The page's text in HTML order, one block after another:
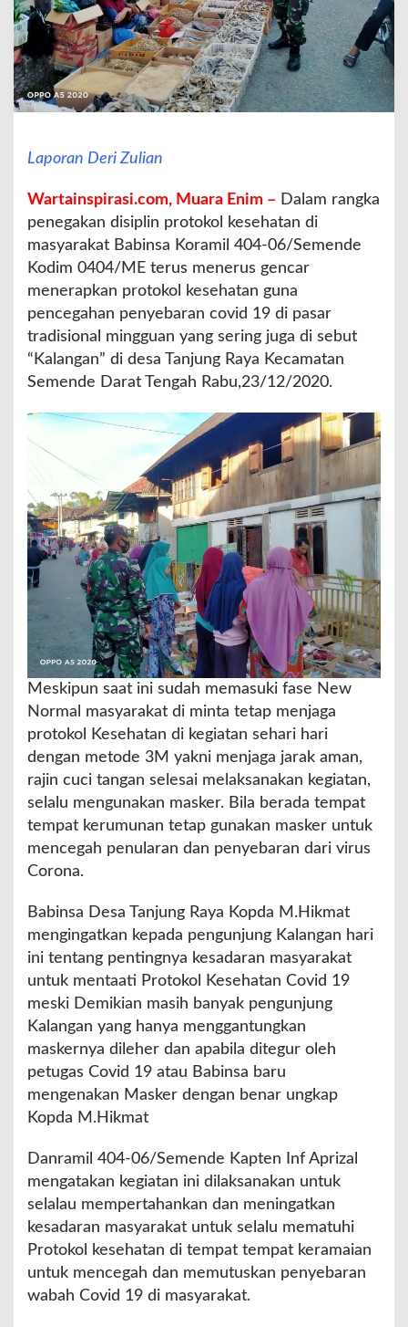
g
R
a
y
S
a
a
P
a
t
r
l
i
P
r
k
v
i
d
1
9
B
a
b
i
n
s
a
0
4
-
0
/
S
e
d
e
Laporan Deri Zulian
Wartainspirasi.com, Muara Enim – Dalam rangka
penegakan disiplin protokol kesehatan di
masyarakat Babinsa Koramil 404-06/Semende
Kodim 0404/ME terus menerus gencar
menerapkan protokol kesehatan guna
pencegahan penyebaran covid 19 di pasar
tradisional mingguan yang sering juga di sebut
“Kalangan” di desa Tanjung Raya Kecamatan
Semende Darat Tengah Rabu,23/12/2020.
Meskipun saat ini sudah memasuki fase New
Normal masyarakat di minta tetap menjaga
protokol Kesehatan di kegiatan sehari hari
dengan metode 3M yakni menjaga jarak aman,
rajin cuci tangan selesai melaksanakan kegiatan,
selalu mengunakan masker. Bila berada tempat
tempat kerumunan tetap gunakan masker untuk
mencegah penularan dan penyebaran dari virus
Corona.
Babinsa Desa Tanjung Raya Kopda M.Hikmat
mengingatkan kepada pengunjung Kalangan hari
ini tentang pentingnya kesadaran masyarakat
untuk mentaati Protokol Kesehatan Covid 19
meski Demikian masih banyak pengunjung
Kalangan yang hanya menggantungkan
maskernya dileher dan apabila ditegur oleh
petugas Covid 19 atau Babinsa baru
mengenakan Masker dengan benar ungkap
Kopda M.Hikmat
Danramil 404-06/Semende Kapten Inf Aprizal
mengatakan kegiatan ini dilaksanakan untuk
selalau mempertahankan dan meningatkan
kesadaran masyarakat untuk selalu mematuhi
Protokol kesehatan di tempat tempat keramaian
untuk mencegah dan memutuskan penyebaran
wabah Covid 19 di masyarakat.